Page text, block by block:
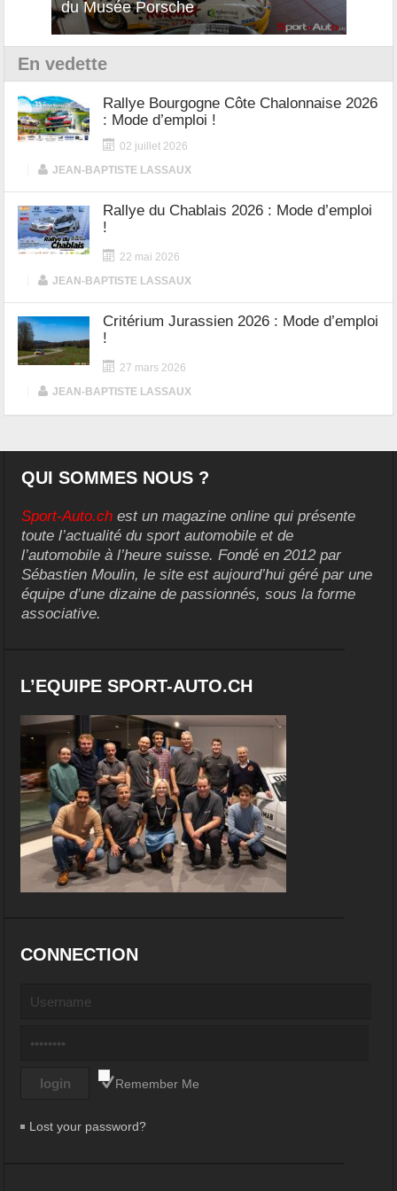
12Cilindri Manuale
En vedette
Rallye Bourgogne Côte Chalonnaise 2026
: Mode d’emploi !
02 juillet 2026
JEAN-BAPTISTE LASSAUX
Rallye du Chablais 2026 : Mode d’emploi
!
22 mai 2026
JEAN-BAPTISTE LASSAUX
Critérium Jurassien 2026 : Mode d’emploi
!
27 mars 2026
JEAN-BAPTISTE LASSAUX
QUI SOMMES NOUS ?
Sport-Auto.ch est un magazine online qui présente
toute l’actualité du sport automobile et de
l’automobile à l’heure suisse. Fondé en 2012 par
Sébastien Moulin, le site est aujourd’hui géré par une
équipe d’une dizaine de passionnés, sous la forme
associative.
L’EQUIPE SPORT-AUTO.CH
CONNECTION
Remember Me
Lost your password?